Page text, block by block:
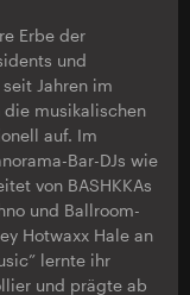
Erbe der
und
Jahren im
musikalischen
auf. Im
Bar-DJs wie
von BASHKKAs
und Ballroom-
Hotwaxx Hale an
lernte ihr
und prägte ab